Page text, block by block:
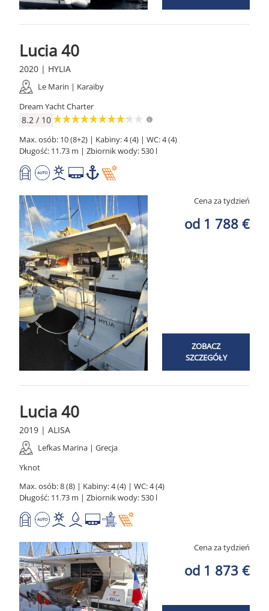
Lucia 40
2020 | HYLIA
Le Marin | Karaiby
Dream Yacht Charter
8.2 / 10
Max. osób: 10 (8+2) | Kabiny: 4 (4) | WC: 4 (4)
Długość: 11.73 m | Zbiornik wody: 530 l
Cena za tydzień
od 1 788 €
ZOBACZ
SZCZEGÓŁY
Lucia 40
2019 | ALISA
Lefkas Marina | Grecja
Yknot
Max. osób: 8 (8) | Kabiny: 4 (4) | WC: 4 (4)
Długość: 11.73 m | Zbiornik wody: 530 l
Cena za tydzień
od 1 873 €